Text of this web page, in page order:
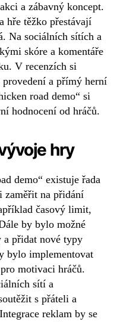
a zábavný koncept.
hře těžko přestávají
Na sociálních sítích a
skóre a komentáře
V recenzích si
a přímý herní
road demo“ si
hodnocení od hráčů.
hry
demo“ existuje řada
zaměřit na přidání
časový limit,
by bylo možné
přidat nové typy
bylo implementovat
motivaci hráčů.
sítí a
s přáteli a
reklam by se